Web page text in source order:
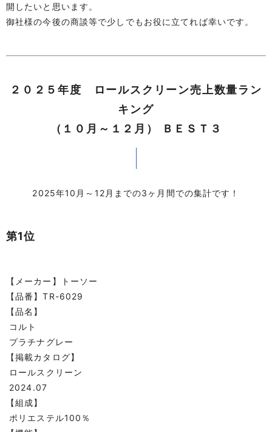
開したいと思います。
御社様の今後の商談等で少しでもお役に立てれば幸いです。
２０２５年度 ロールスクリーン売上数量ラン
キング
（１０月～１２月） ＢＥＳＴ３
2025年10月～12月までの3ヶ月間での集計です！
第1位
【メーカー】トーソー
【品番】TR-6029
【品名】
コルト
プラチナグレー
【掲載カタログ】
ロールスクリーン
2024.07
【組成】
ポリエステル100％